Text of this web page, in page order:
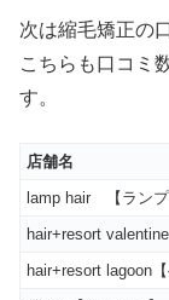
次は縮毛矯正の
こちらも口コミ
す。
店舗名
lamp hair 【ラン
hair+resort
hair+resort lagoon